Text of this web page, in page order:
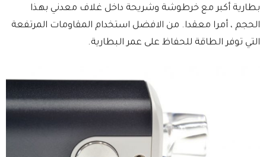
بطارية أكبر مع خرطوشة وشريحة داخل غلاف معدني بهذا
الحجم ، أمرا معقدا. من الافضل استخدام المقاومات المرتفعة
التي توفر الطاقة للحفاظ على عمر البطارية.